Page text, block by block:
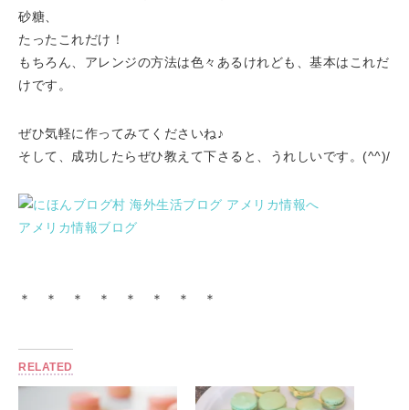
砂糖、
たったこれだけ！
もちろん、アレンジの方法は色々あるけれども、基本はこれだ
けです。
ぜひ気軽に作ってみてくださいね♪
そして、成功したらぜひ教えて下さると、うれしいです。(^^)/
アメリカ情報ブログ
＊ ＊ ＊ ＊ ＊ ＊ ＊ ＊
RELATED